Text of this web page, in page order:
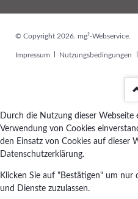
© Copyright 2026. mg²-Webservice.
Navigation
Impressum Nutzungsbedingungen
Durch die Nutzung dieser Webseite
Verwendung von Cookies
den Einsatz von Cookies auf dieser
Datenschutzerklärung.
Klicken Sie auf "Bestätigen" um
und Dienste zuzulassen.